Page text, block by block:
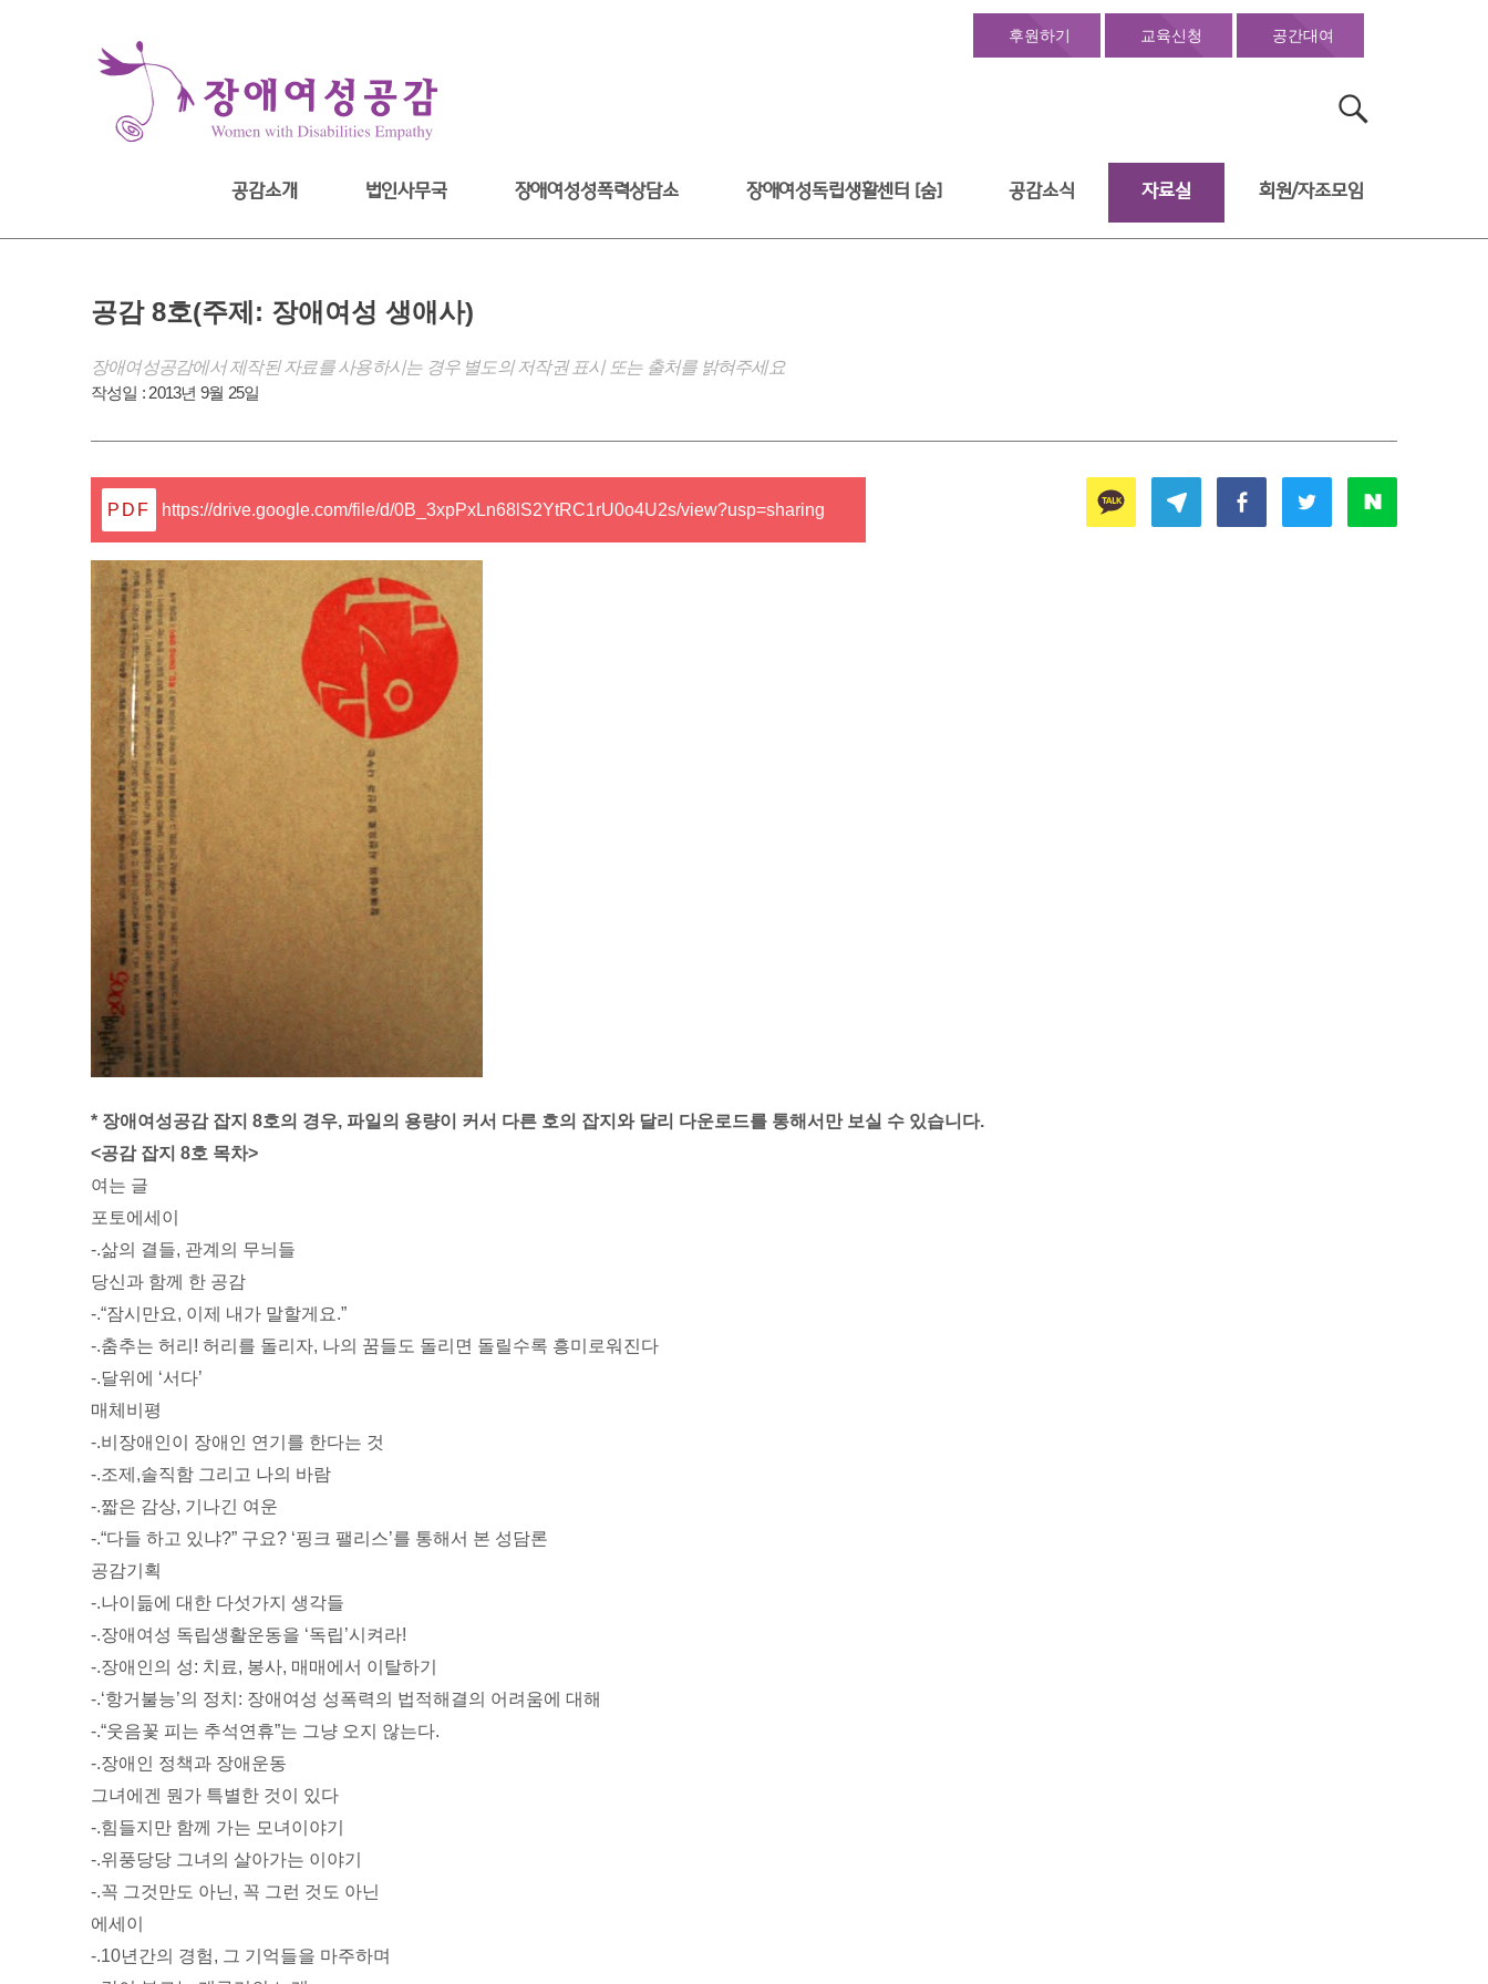
후원하기 교육신청 공간대여
공감소개 법인사무국 장애여성성폭력상담소 장애여성독립생활센터 [숨] 공감소식 자료실 회원/자조모임
공감 8호(주제: 장애여성 생애사)
장애여성공감에서 제작된 자료를 사용하시는 경우 별도의 저작권 표시 또는 출처를 밝혀주세요
작성일 : 2013년 9월 25일
https://drive.google.com/file/d/0B_3xpPxLn68lS2YtRC1rU0o4U2s/view?usp=sharing
* 장애여성공감 잡지 8호의 경우, 파일의 용량이 커서 다른 호의 잡지와 달리 다운로드를 통해서만 보실 수 있습니다.
<공감 잡지 8호 목차>
여는 글
포토에세이
-.삶의 결들, 관계의 무늬들
당신과 함께 한 공감
-.“잠시만요, 이제 내가 말할게요.”
-.춤추는 허리! 허리를 돌리자, 나의 꿈들도 돌리면 돌릴수록 흥미로워진다
-.달위에 ‘서다’
매체비평
-.비장애인이 장애인 연기를 한다는 것
-.조제,솔직함 그리고 나의 바람
-.짧은 감상, 기나긴 여운
-.“다들 하고 있냐?” 구요? ‘핑크 팰리스’를 통해서 본 성담론
공감기획
-.나이듦에 대한 다섯가지 생각들
-.장애여성 독립생활운동을 ‘독립’시켜라!
-.장애인의 성: 치료, 봉사, 매매에서 이탈하기
-.‘항거불능’의 정치: 장애여성 성폭력의 법적해결의 어려움에 대해
-.“웃음꽃 피는 추석연휴”는 그냥 오지 않는다.
-.장애인 정책과 장애운동
그녀에겐 뭔가 특별한 것이 있다
-.힘들지만 함께 가는 모녀이야기
-.위풍당당 그녀의 살아가는 이야기
-.꼭 그것만도 아닌, 꼭 그런 것도 아닌
에세이
-.10년간의 경험, 그 기억들을 마주하며